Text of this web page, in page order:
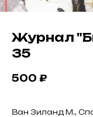
Журнал
35
500 ₽
Ван Зиланд М.,